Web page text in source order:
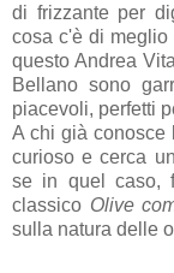
di frizzante per
cosa c'è di meglio
questo Andrea
Bellano sono
piacevoli, perfetti
A chi già conosce
curioso e cerca
se in quel caso,
classico Olive
sulla natura delle